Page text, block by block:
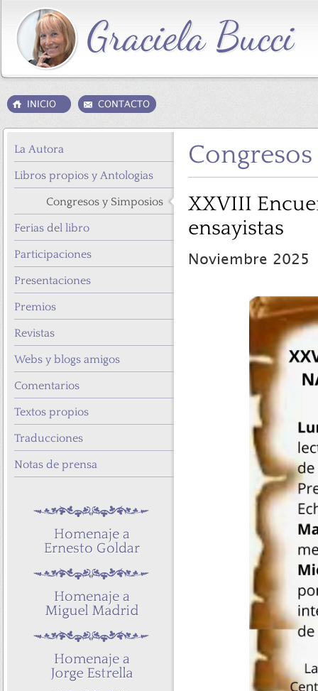
La Autora
Libros propios y Antologias
Congresos y Simposios
Ferias del libro
Participaciones
Presentaciones
Premios
Revistas
Webs y blogs amigos
Comentarios
Textos propios
Traducciones
Notas de prensa
Congresos
XXVIII
ensayistas
Noviembre 2025